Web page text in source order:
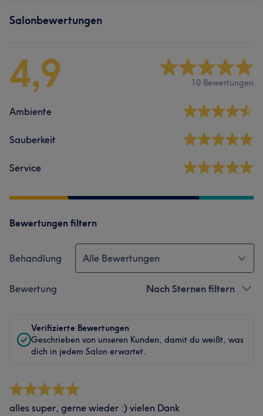
Salonbewertungen
4,9 10 Bewertungen
Ambiente
Sauberkeit
Service
Bewertungen filtern
Behandlung Alle Bewertungen
Bewertung Nach Sternen filtern
Verifizierte Bewertungen
Geschrieben von unseren Kunden, damit du weißt, was
dich in jedem Salon erwartet.
alles super, gerne wieder :) vielen Dank